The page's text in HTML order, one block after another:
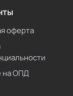
оферта
на ОПД